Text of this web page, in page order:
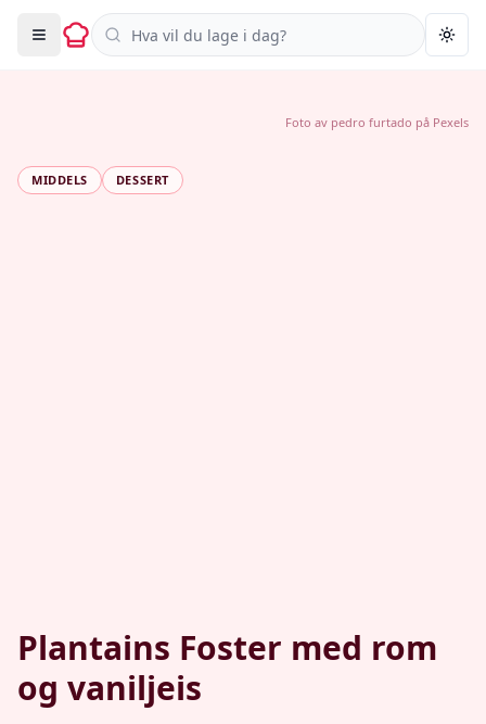
Søk i oppskrifter
MIDDELS DESSERT
Plantains Foster med rom
og vaniljeis
Foto av pedro furtado på Pexels